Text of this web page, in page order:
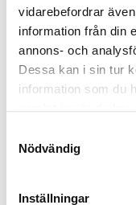
vidarebefordrar
information från din
annons- och
Dessa kan i sin tur
information som du
Nödvändig
Inställningar
Elverk bensin
Mosa GE 15000